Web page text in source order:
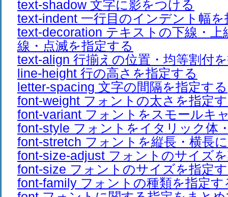
text-shadow 文字に影をつける
text-indent 一行目のインデント幅
text-decoration テキストの下線・上
線・点滅を指定する
text-align 行揃えの位置・均等割付
line-height 行の高さを指定する
letter-spacing 文字の間隔を指定する
font-weight フォントの太さを指定
font-variant フォントをスモールキ
font-style フォントをイタリック体
font-stretch フォントを縦長・横長
font-size-adjust フォントのサイズ
font-size フォントのサイズを指定
font-family フォントの種類を指定す